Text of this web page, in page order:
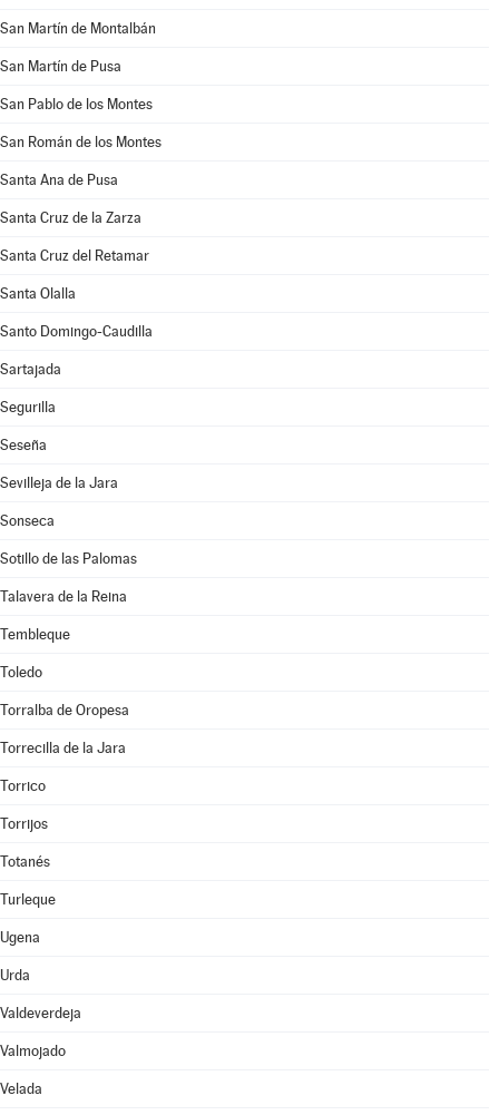
San Martín de Montalbán
San Martín de Pusa
San Pablo de los Montes
San Román de los Montes
Santa Ana de Pusa
Santa Cruz de la Zarza
Santa Cruz del Retamar
Santa Olalla
Santo Domingo-Caudilla
Sartajada
Segurilla
Seseña
Sevilleja de la Jara
Sonseca
Sotillo de las Palomas
Talavera de la Reina
Tembleque
Toledo
Torralba de Oropesa
Torrecilla de la Jara
Torrico
Torrijos
Totanés
Turleque
Ugena
Urda
Valdeverdeja
Valmojado
Velada